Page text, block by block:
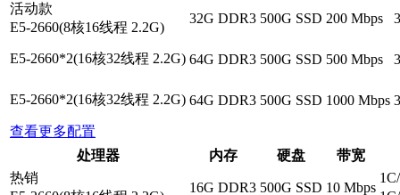
活动款
E5-2660(8核16线程 2.2G)
32G DDR3 500G SSD 200 Mbps 3
E5-2660*2(16核32线程 2.2G) 64G DDR3 500G SSD 500 Mbps 3
E5-2660*2(16核32线程 2.2G) 64G DDR3 500G SSD 1000 Mbps 3
查看更多配置
处理器
内存 硬盘
带宽
热销
16G DDR3 500G SSD 10 Mbps